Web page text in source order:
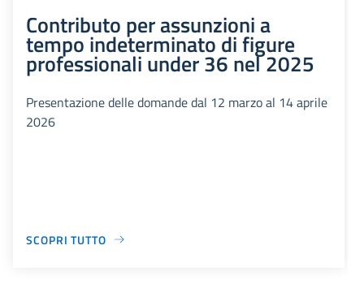
Contributo per assunzioni a
tempo indeterminato di figure
professionali under 36 nel 2025
Presentazione delle domande dal 12 marzo al 14 aprile
2026
SCOPRI TUTTO